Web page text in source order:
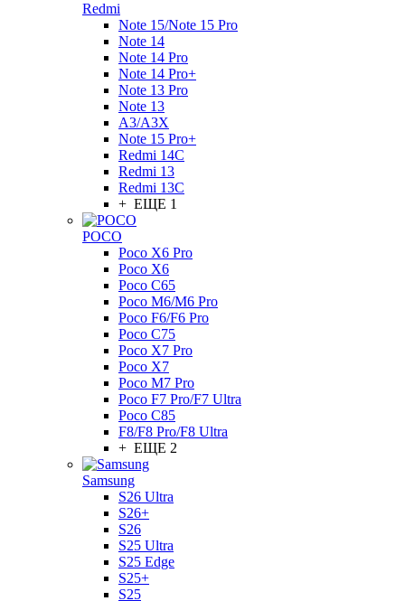
Redmi
Note 15/Note 15 Pro
Note 14
Note 14 Pro
Note 14 Pro+
Note 13 Pro
Note 13
A3/A3X
Note 15 Pro+
Redmi 14C
Redmi 13
Redmi 13C
+ ЕЩЕ 1
POCO
Poco X6 Pro
Poco X6
Poco C65
Poco M6/M6 Pro
Poco F6/F6 Pro
Poco C75
Poco X7 Pro
Poco X7
Poco M7 Pro
Poco F7 Pro/F7 Ultra
Poco C85
F8/F8 Pro/F8 Ultra
+ ЕЩЕ 2
Samsung
S26 Ultra
S26+
S26
S25 Ultra
S25 Edge
S25+
S25